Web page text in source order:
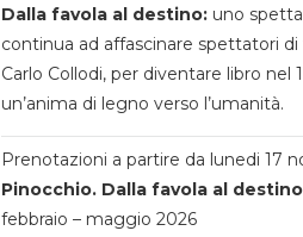
Dalla favola al destino:uno
continua ad affascinare spettatori
Carlo Collodi, per diventare libro
un’anima di legno verso l’umanità.
Prenotazioni a partire da lunedi 17
Pinocchio. Dalla favola al destino
febbraio – maggio 2026